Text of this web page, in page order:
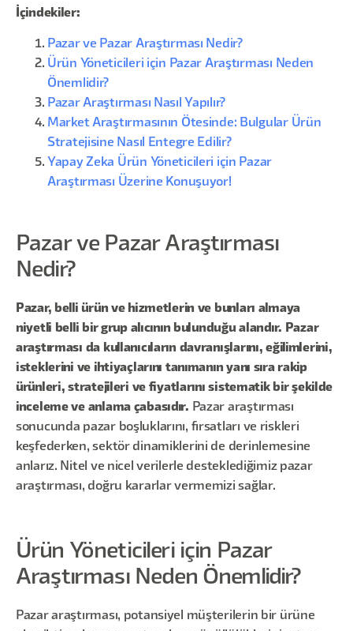
İçindekiler:
Pazar ve Pazar Araştırması Nedir?
Ürün Yöneticileri için Pazar Araştırması Neden
Önemlidir?
Pazar Araştırması Nasıl Yapılır?
Market Araştırmasının Ötesinde: Bulgular Ürün
Stratejisine Nasıl Entegre Edilir?
Yapay Zeka Ürün Yöneticileri için Pazar
Araştırması Üzerine Konuşuyor!
Pazar ve Pazar Araştırması
Nedir?
Pazar, belli ürün ve hizmetlerin ve bunları almaya
niyetli belli bir grup alıcının bulunduğu alandır. Pazar
araştırması da kullanıcıların davranışlarını, eğilimlerini,
isteklerini ve ihtiyaçlarını tanımanın yanı sıra rakip
ürünleri, stratejileri ve fiyatlarını sistematik bir şekilde
inceleme ve anlama çabasıdır. Pazar araştırması
sonucunda pazar boşluklarını, fırsatları ve riskleri
keşfederken, sektör dinamiklerini de derinlemesine
anlarız. Nitel ve nicel verilerle desteklediğimiz pazar
araştırması, doğru kararlar vermemizi sağlar.
Ürün Yöneticileri için Pazar
Araştırması Neden Önemlidir?
Pazar araştırması, potansiyel müşterilerin bir ürüne